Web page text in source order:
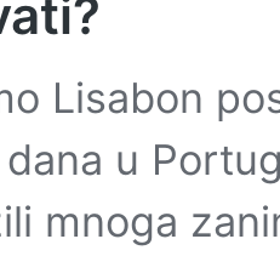
Lisabon
u
mnoga